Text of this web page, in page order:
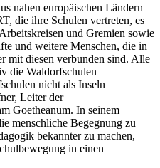
nahen europäischen Ländern
die ihre Schulen vertreten, es
und Gremien sowie
und weitere Menschen, die in
mit diesen verbunden sind. Alle
die Waldorfschulen
nicht als Inseln
Leiter der
Goetheanum. In seinem
menschliche Begegnung zu
bekannter zu machen,
in einen